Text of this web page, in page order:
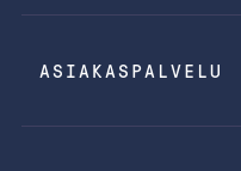
ASIAKASPALVELU